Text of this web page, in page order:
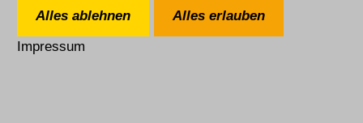
Alles ablehnen
Alles erlauben
Impressum